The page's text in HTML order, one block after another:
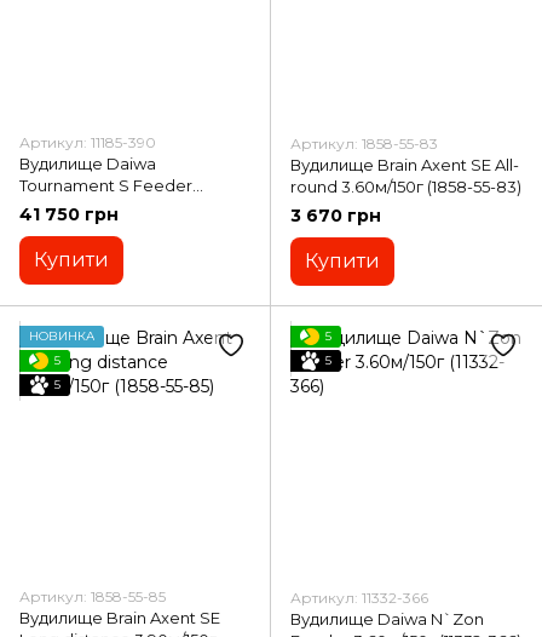
Артикул: 11185-390
Вудилище Daiwa
Tournament S Feeder
4.15м/120г (11185-390)
41 750 грн
Купити
Артикул: 1858-55-83
Вудилище Brain Axent SE All-
round 3.60м/150г (1858-55-83)
3 670 грн
Купити
НОВИНКА
5
5
Артикул: 1858-55-85
Вудилище Brain Axent SE
5
5
Артикул: 11332-366
Вудилище Daiwa N`Zon